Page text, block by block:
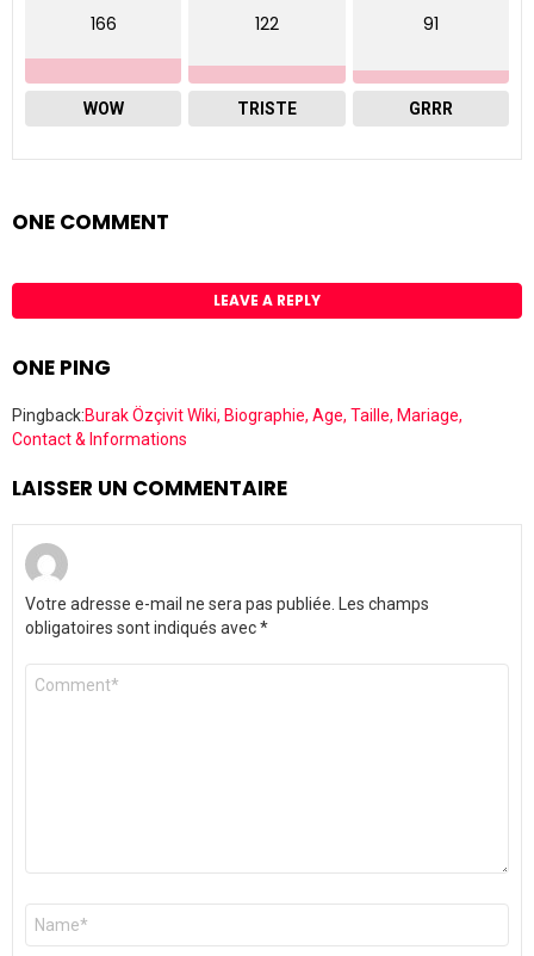
166
WOW
122
TRISTE
91
GRRR
ONE COMMENT
LEAVE A REPLY
ONE PING
Pingback:Burak Özçivit Wiki, Biographie, Age, Taille, Mariage,
Contact & Informations
LAISSER UN COMMENTAIRE
Votre adresse e-mail ne sera pas publiée.
Les champs
obligatoires sont indiqués avec*
Commentaire
Nom